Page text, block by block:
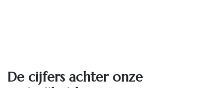
De cijfers achter onze